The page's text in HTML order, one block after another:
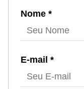
Nome *
E-mail *